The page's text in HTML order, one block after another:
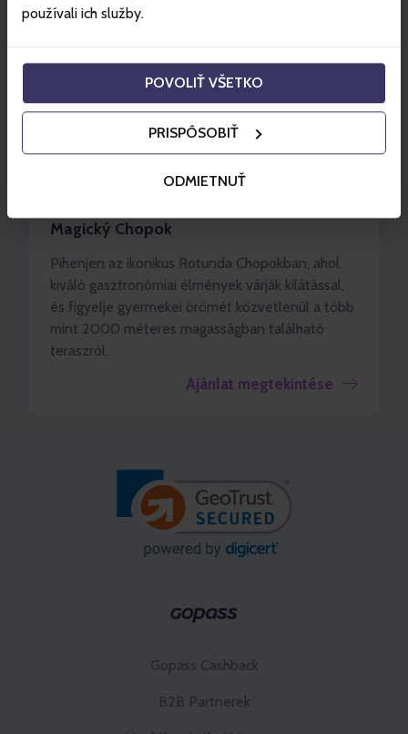
používali ich služby.
POVOLIŤ VŠETKO
PRISPÔSOBIŤ
ODMIETNUŤ
Magický Chopok
Pihenjen az ikonikus Rotunda Chopokban, ahol
kiváló gasztronómiai élmények várják kilátással,
és figyelje gyermekei örömét közvetlenül a több
mint 2000 méteres magasságban található
teraszról.
Ajánlat megtekintése
Gopass Cashback
B2B Partnerek